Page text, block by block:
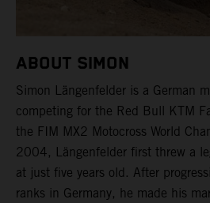
ABOUT SIMON
Simon Längenfelder is a German
competing for the Red Bull KTM
the FIM MX2 Motocross World
2004, Längenfelder first threw a
at just five years old. After
ranks in Germany, he made his